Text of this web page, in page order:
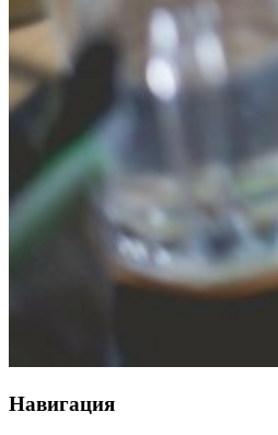
Навигация